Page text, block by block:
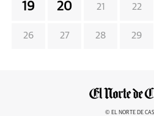
19 20 21 22
26 27 28 29
© EL NORTE DE